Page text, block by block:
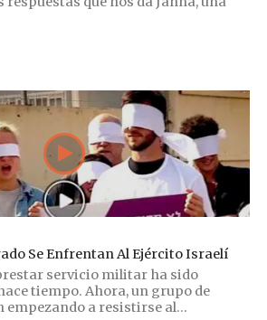
Se Enfrentan Al Ejército Israelí
servicio militar ha sido
tiempo. Ahora, un grupo de
empezando a resistirse al...